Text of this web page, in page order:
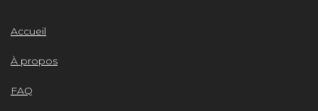
Accueil
À propos
FAQ